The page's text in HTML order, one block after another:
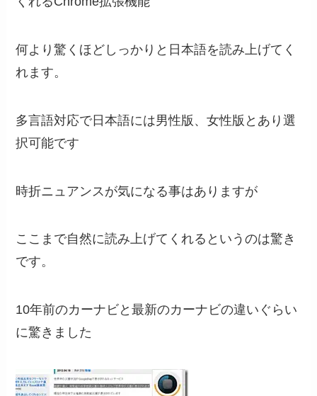
何より驚くほどしっかりと日本語を読み上げてく
れます。
多言語対応で日本語には男性版、女性版とあり選
択可能です
時折ニュアンスが気になる事はありますが
ここまで自然に読み上げてくれるというのは驚き
です。
10年前のカーナビと最新のカーナビの違いぐらい
に驚きました